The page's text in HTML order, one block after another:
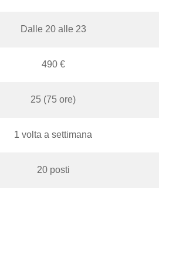
Dalle 20 alle 23
490 €
25 (75 ore)
1 volta a settimana
20 posti